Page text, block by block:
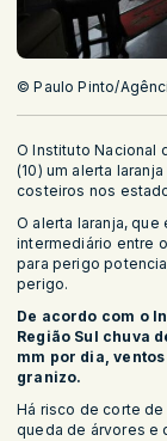
© Paulo Pinto/
O Instituto Nacional
(10) um alerta
costeiros nos
O alerta laranja, que
intermediário entre
para perigo
perigo.
De acordo com o
Região Sul chuva
mm por dia,
granizo.
Há risco de corte
queda de árvores e